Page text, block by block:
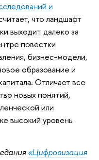
и
что ландшафт
выходит далеко за
повестки
бизнес-модели,
образование и
Отличает все
новых понятий,
или
высокий уровень
«Цифровизация